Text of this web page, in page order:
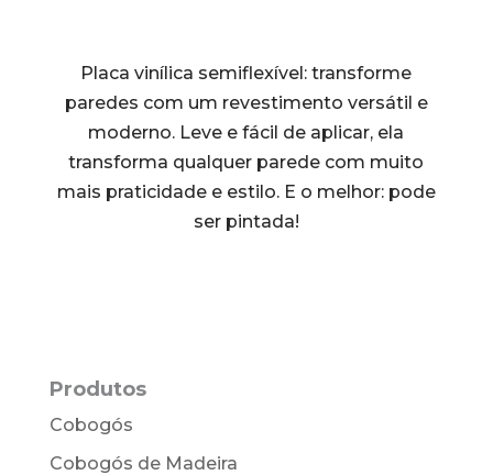
Placa vinílica semiflexível: transforme
paredes com um revestimento versátil e
moderno. Leve e fácil de aplicar, ela
transforma qualquer parede com muito
mais praticidade e estilo. E o melhor: pode
ser pintada!
Produtos
Cobogós
Cobogós de Madeira